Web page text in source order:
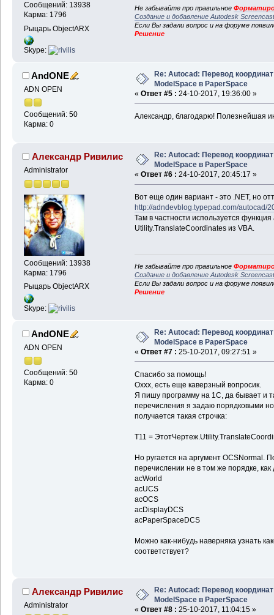
Сообщений: 13938
Карма: 1796
Рыцарь ObjectARX
Skype:
Не забывайте про правильное
Создание и добавление Autodesk
Если Вы задали вопрос и на форуме
Решение
AndONE
ADN OPEN
Сообщений: 50
Карма: 0
Re: Autocad: Перевод координат
ModelSpace в PaperSpace
« Ответ #5 : 24-10-2017, 19:36:00 »
Александр, благодарю! Полезнейшая
Александр Ривилис
Administrator
Сообщений: 13938
Карма: 1796
Рыцарь ObjectARX
Skype:
Re: Autocad: Перевод координат
ModelSpace в PaperSpace
« Ответ #6 : 24-10-2017, 20:45:17 »
Вот еще один вариант - это .NET, но
http://adndevblog.typepad.com/autocad/
Там в частности используется
Utility.TranslateCoordinates из VBA.
Не забывайте про правильное
Создание и добавление Autodesk
Если Вы задали вопрос и на форуме
Решение
AndONE
ADN OPEN
Сообщений: 50
Карма: 0
Re: Autocad: Перевод координат
ModelSpace в PaperSpace
« Ответ #7 : 25-10-2017, 09:27:51 »
Спасибо за помощь!
Оххх, есть еще каверзный вопросик.
Я пишу программу на 1С, да бывает и
перечисления я задаю порядковыми
получается такая строчка:
Т11 =
Но ругается на аргумент OCSNormal.
перечислении не в том же порядке, как
acWorld
acUCS
acOCS
acDisplayDCS
acPaperSpaceDCS
Можно как-нибудь наверняка узнать
соответствует?
Александр Ривилис
Administrator
Re: Autocad: Перевод координат
ModelSpace в PaperSpace
« Ответ #8 : 25-10-2017, 11:04:15 »